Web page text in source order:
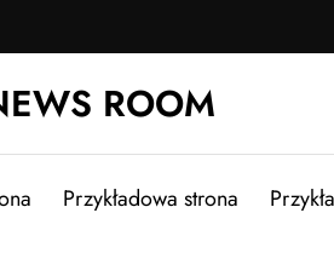
ROOM
Przykładowa strona